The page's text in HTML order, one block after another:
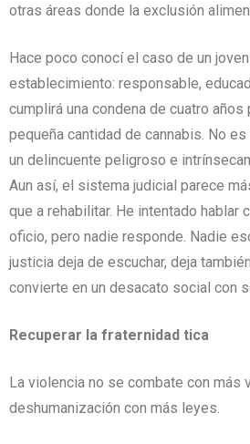
otras áreas donde la exclusión
Hace poco conocí el caso de un
establecimiento: responsable,
cumplirá una condena de cuatro
pequeña cantidad de cannabis. No
un delincuente peligroso e
Aun así, el sistema judicial parece
que a rehabilitar. He intentado hablar
oficio, pero nadie responde. Nadie
justicia deja de escuchar, deja
convierte en un desacato social con
Recuperar la fraternidad tica
La violencia no se combate con más
deshumanización con más leyes.